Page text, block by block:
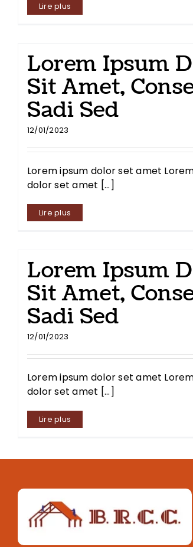
Lire plus
Lorem Ipsum
Sit Amet,
Sadi Sed
12/01/2023
Lorem ipsum dolor set amet
dolor set amet [...]
Lire plus
Lorem Ipsum
Sit Amet,
Sadi Sed
12/01/2023
Lorem ipsum dolor set amet
dolor set amet [...]
Lire plus